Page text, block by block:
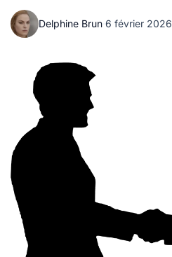
Delphine Brun·6 février 2026